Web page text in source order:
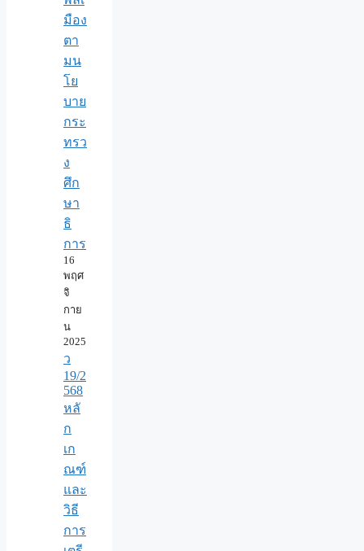
มือง
ตา
มน
โย
บาย
กระ
ทรว
ง
ศึก
ษา
ธิ
การ
16
พฤศ
จิ
กาย
น
2025
ว
19/2
568
หลั
ก
เก
ณฑ์
และ
วิธี
การ